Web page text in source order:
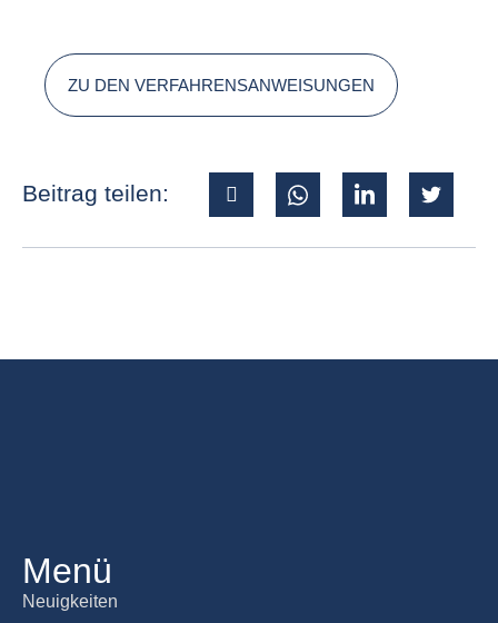
ZU DEN VERFAHRENSANWEISUNGEN
Beitrag teilen:
Menü
Neuigkeiten